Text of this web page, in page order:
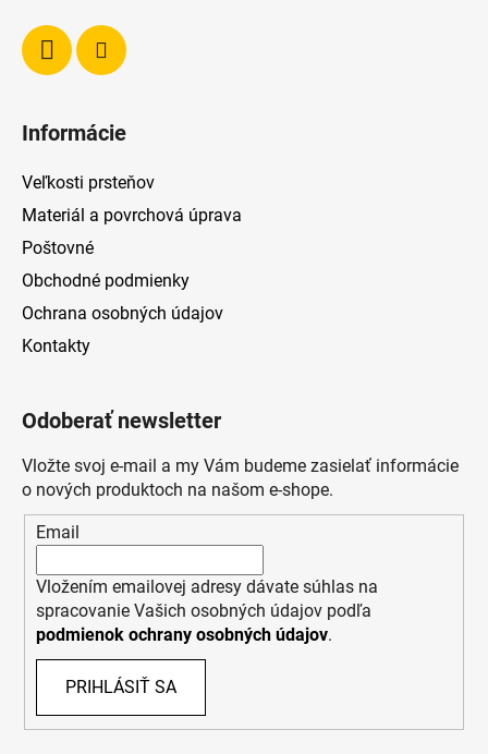
Informácie
Veľkosti prsteňov
Materiál a povrchová úprava
Poštovné
Obchodné podmienky
Ochrana osobných údajov
Kontakty
Odoberať newsletter
Vložte svoj e-mail a my Vám budeme zasielať informácie
o nových produktoch na našom e-shope.
Email
Vložením emailovej adresy dávate súhlas na
spracovanie Vašich osobných údajov podľa
podmienok ochrany osobných údajov.
PRIHLÁSIŤ SA